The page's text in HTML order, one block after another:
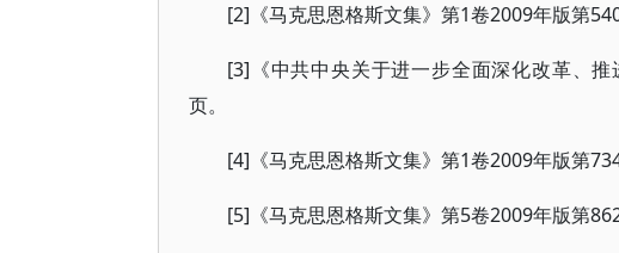
[2]《马克思恩格斯文集》第1卷2009年版第
[3]《中共中央关于进一步全面深化改革、
页。
[4]《马克思恩格斯文集》第1卷2009年版第734
[5]《马克思恩格斯文集》第5卷2009年版第862